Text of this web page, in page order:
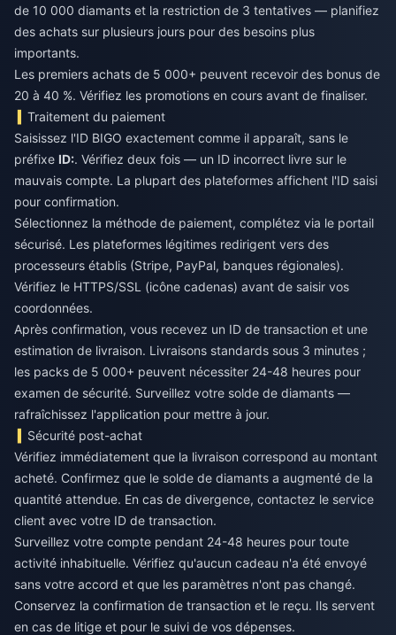
de 10 000 diamants et la restriction de 3 tentatives — planifiez
des achats sur plusieurs jours pour des besoins plus
importants.
Les premiers achats de 5 000+ peuvent recevoir des bonus de
20 à 40 %. Vérifiez les promotions en cours avant de finaliser.
Traitement du paiement
Saisissez l'ID BIGO exactement comme il apparaît, sans le
préfixe ID:. Vérifiez deux fois — un ID incorrect livre sur le
mauvais compte. La plupart des plateformes affichent l'ID saisi
pour confirmation.
Sélectionnez la méthode de paiement, complétez via le portail
sécurisé. Les plateformes légitimes redirigent vers des
processeurs établis (Stripe, PayPal, banques régionales).
Vérifiez le HTTPS/SSL (icône cadenas) avant de saisir vos
coordonnées.
Après confirmation, vous recevez un ID de transaction et une
estimation de livraison. Livraisons standards sous 3 minutes ;
les packs de 5 000+ peuvent nécessiter 24-48 heures pour
examen de sécurité. Surveillez votre solde de diamants —
rafraîchissez l'application pour mettre à jour.
Sécurité post-achat
Vérifiez immédiatement que la livraison correspond au montant
acheté. Confirmez que le solde de diamants a augmenté de la
quantité attendue. En cas de divergence, contactez le service
client avec votre ID de transaction.
Surveillez votre compte pendant 24-48 heures pour toute
activité inhabituelle. Vérifiez qu'aucun cadeau n'a été envoyé
sans votre accord et que les paramètres n'ont pas changé.
Conservez la confirmation de transaction et le reçu. Ils servent
en cas de litige et pour le suivi de vos dépenses.